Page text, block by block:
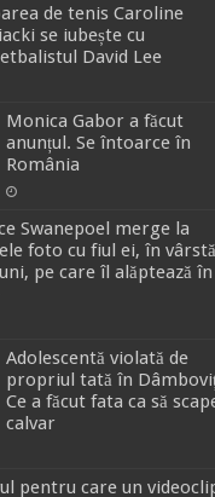
de tenis Caroline
se iubește cu
David Lee
Monica Gabor a făcut
anunțul. Se întoarce în
România
Swanepoel merge la
foto cu fiul ei, în
pe care îl alăptează în
Adolescentă violată de
propriul tată în
Ce a făcut fata ca să
calvar
pentru care un